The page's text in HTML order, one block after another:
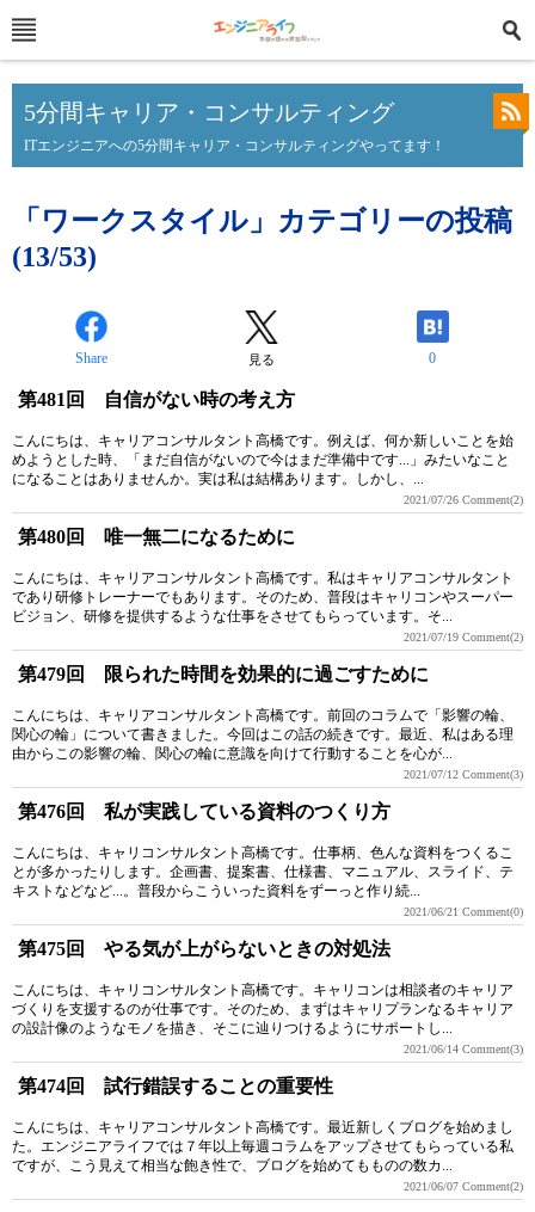
5分間キャリア・コンサルティング
ITエンジニアへの5分間キャリア・コンサルティングやってます！
「ワークスタイル」カテゴリーの投稿
(13/53)
Share 見る 0
第481回 自信がない時の考え方
こんにちは、キャリアコンサルタント高橋です。例えば、何か新しいことを始
めようとした時、「まだ自信がないので今はまだ準備中です...」みたいなこと
になることはありませんか。実は私は結構あります。しかし、...
2021/07/26 Comment(2)
第480回 唯一無二になるために
こんにちは、キャリアコンサルタント高橋です。私はキャリアコンサルタント
であり研修トレーナーでもあります。そのため、普段はキャリコンやスーパー
ビジョン、研修を提供するような仕事をさせてもらっています。そ...
2021/07/19 Comment(2)
第479回 限られた時間を効果的に過ごすために
こんにちは、キャリアコンサルタント高橋です。前回のコラムで「影響の輪、
関心の輪」について書きました。今回はこの話の続きです。最近、私はある理
由からこの影響の輪、関心の輪に意識を向けて行動することを心が...
2021/07/12 Comment(3)
第476回 私が実践している資料のつくり方
こんにちは、キャリコンサルタント高橋です。仕事柄、色んな資料をつくるこ
とが多かったりします。企画書、提案書、仕様書、マニュアル、スライド、テ
キストなどなど...。普段からこういった資料をずーっと作り続...
2021/06/21 Comment(0)
第475回 やる気が上がらないときの対処法
こんにちは、キャリコンサルタント高橋です。キャリコンは相談者のキャリア
づくりを支援するのが仕事です。そのため、まずはキャリプランなるキャリア
の設計像のようなモノを描き、そこに辿りつけるようにサポートし...
2021/06/14 Comment(3)
第474回 試行錯誤することの重要性
こんにちは、キャリアコンサルタント高橋です。最近新しくブログを始めまし
た。エンジニアライフでは７年以上毎週コラムをアップさせてもらっている私
ですが、こう見えて相当な飽き性で、ブログを始めてもものの数カ...
2021/06/07 Comment(2)